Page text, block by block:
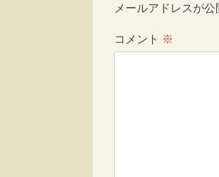
メールアドレスが公
コメント ※